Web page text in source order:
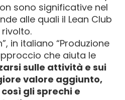
sono significative nel
alle quali il Lean Club
rivolto.
in italiano “Produzione
che aiuta le
sulle attività e sui
valore aggiunto,
gli sprechi e